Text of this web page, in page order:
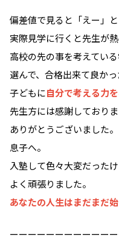
偏差値で見ると「えー」
実際見学に行くと先生が
高校の先の事を考えてい
選んで、合格出来て良かっ
子どもに自分で考える力
先生方には感謝しておりま
ありがとうございました。
息子へ。
入塾して色々大変だった
よく頑張りました。
あなたの人生はまだまだ
ーーーーーーーーーーー